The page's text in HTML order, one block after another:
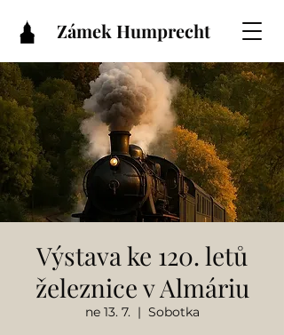
Zámek Humprecht
Výstava ke 120. letů
železnice v Almáriu
ne 13. 7.
  |
Sobotka